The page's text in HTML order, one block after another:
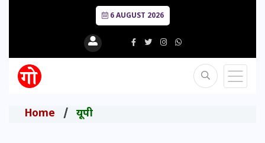
6 AUGUST 2026
Home यूपी